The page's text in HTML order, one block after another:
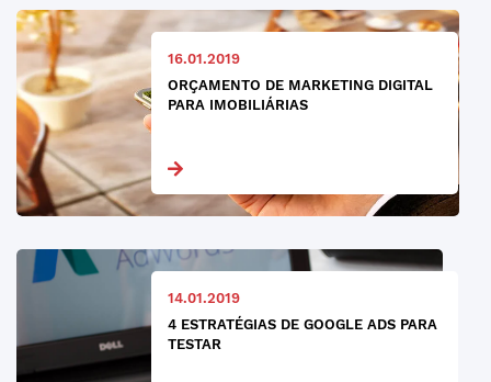
16.01.2019
ORÇAMENTO DE MARKETING DIGITAL
PARA IMOBILIÁRIAS
14.01.2019
4 ESTRATÉGIAS DE GOOGLE ADS PARA
TESTAR